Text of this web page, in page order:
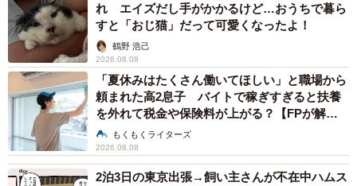
れ エイズだし手がかかるけど…おうちで暮ら
すと「おじ猫」だって可愛くなったよ！
鶴野 浩己
2026.08.08
「夏休みはたくさん働いてほしい」と職場から
頼まれた高2息子 バイトで稼ぎすぎると扶養
を外れて税金や保険料が上がる？【FPが解
説】もくもくライターズ
2026.08.08
2泊3日の東京出張→飼い主さんが不在中ハムス